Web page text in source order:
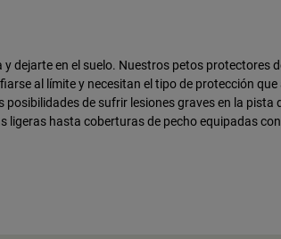
dejarte en el suelo. Nuestros petos protectores
al límite y necesitan el tipo de protección
de sufrir lesiones graves en la pista
ligeras hasta coberturas de pecho equipadas